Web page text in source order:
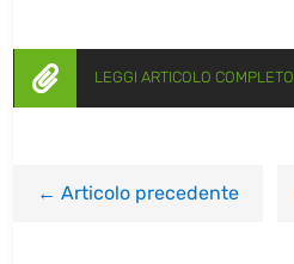
 LEGGI ARTICOLO COMPLETO
←Articolo precedente